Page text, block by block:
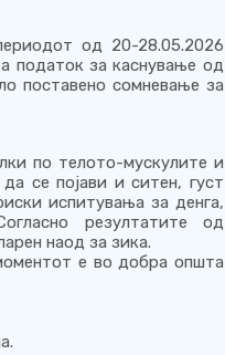
од 20-28.05.2026
податок за каснување од
поставено сомневање за
по телото-мускулите и
се појави и ситен, густ
испитувања за денга,
резултатите од
наод за зика.
е во добра општа